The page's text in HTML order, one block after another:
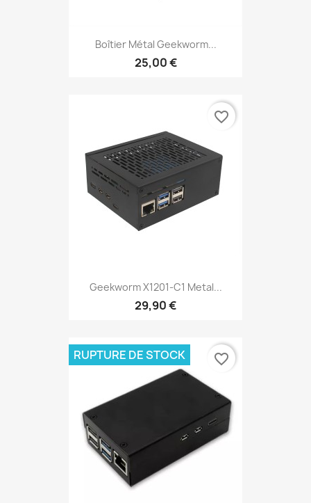
Boîtier Métal Geekworm...
25,00 €
Geekworm X1201-C1 Metal...
29,90 €
favorite_border
RUPTURE DE STOCK favorite_border